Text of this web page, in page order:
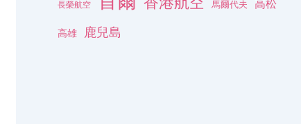
長榮航空 馬爾代夫 高松
高雄 鹿兒島